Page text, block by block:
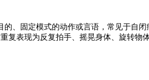
的、固定模式的动作或言语，常见于自
复表现为反复拍手、摇晃身体、旋转